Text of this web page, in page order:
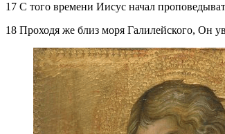
17 С того времени Иисус начал
18 Проходя же близ моря Галилейского, Он